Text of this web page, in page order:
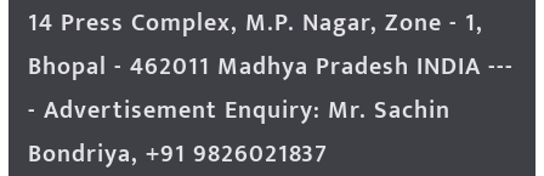
14 Press Complex, M.P. Nagar, Zone - 1,
Bhopal - 462011 Madhya Pradesh INDIA ---
- Advertisement Enquiry: Mr. Sachin
Bondriya, +91 9826021837